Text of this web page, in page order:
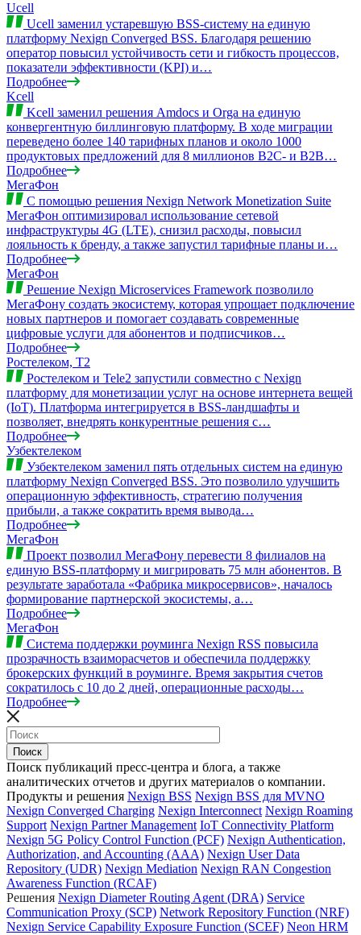
Ucell
Ucell заменил устаревшую BSS-систему на единую
платформу Nexign Converged BSS. Благодаря решению
оператор повысил устойчивость сети и гибкость процессов,
показатели эффективности (KPI) и…
Подробнее
Kcell
Kcell заменил решения Amdocs и Orga на единую
конвергентную биллинговую платформу. В ходе миграции
переведено более 140 тарифных планов и около 1000
продуктовых предложений для 8 миллионов B2C- и B2B…
Подробнее
МегаФон
С помощью решения Nexign Network Monetization Suite
МегаФон оптимизировал использование сетевой
инфраструктуры 4G (LTE), снизил расходы, повысил
лояльность к бренду, а также запустил тарифные планы и…
Подробнее
МегаФон
Решение Nexign Microservices Framework позволило
МегаФону создать экосистему, которая упрощает подключение
новых партнеров и помогает создавать современные
цифровые услуги для абонентов и подписчиков…
Подробнее
Ростелеком, T2
Ростелеком и Tele2 запустили совместно с Nexign
платформу для монетизации услуг на основе интернета вещей
(IoT). Платформа интегрируется в BSS-ландшафты и
позволяет, внедрять конкурентные решения с…
Подробнее
Узбектелеком
Узбектелеком заменил пять отдельных систем на единую
платформу Nexign Converged BSS. Это позволило улучшить
операционную эффективность, стратегию получения
прибыли, а также сократить время вывода…
Подробнее
МегаФон
Проект позволил МегаФону перевести 8 филиалов на
единую BSS-платформу и мигрировать 75 млн абонентов. В
результате заработала «Фабрика микросервисов», началось
формирование партнерской экосистемы, а…
Подробнее
МегаФон
Система поддержки роуминга Nexign RSS повысила
прозрачность взаиморасчетов и обеспечила поддержку
брокерских функций в роуминге. Время закрытия счетов
сократилось с 10 до 2 дней, операционные расходы…
Подробнее
Поиск публикаций пресс-центра и блога, а также
аналитических отчетов и других материалов о компании.
Продукты и решения Nexign BSS Nexign BSS для MVNO
Nexign Converged Charging Nexign Interconnect Nexign Roaming
Support Nexign Partner Management IoT Connectivity Platform
Nexign 5G Policy Control Function (PCF) Nexign Authentication,
Authorization, and Accounting (AAA) Nexign User Data
Repository (UDR) Nexign Mediation Nexign RAN Congestion
Awareness Function (RCAF)
Решения Nexign Diameter Routing Agent (DRA) Service
Communication Proxy (SCP) Network Repository Function (NRF)
Nexign Service Capability Exposure Function (SCEF) Neon HRM